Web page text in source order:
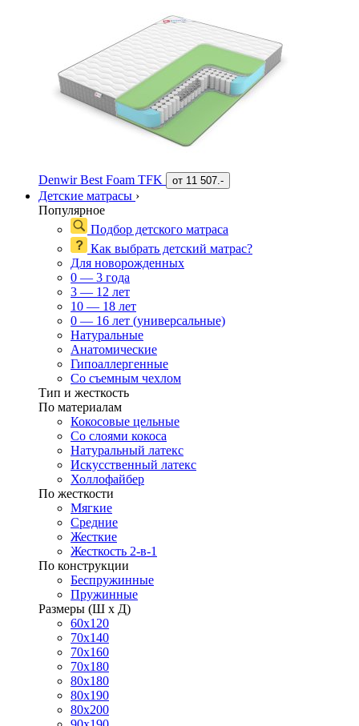
Denwir Best Foam TFK от 11 507.-
Детские матрасы ›
Популярное
Подбор детского матраса
Как выбрать детский матрас?
Для новорожденных
0 — 3 года
3 — 12 лет
10 — 18 лет
0 — 16 лет (универсальные)
Натуральные
Анатомические
Гипоаллергенные
Со съемным чехлом
Тип и жесткость
По материалам
Кокосовые цельные
Со слоями кокоса
Натуральный латекс
Искусственный латекс
Холлофайбер
По жесткости
Мягкие
Средние
Жесткие
Жесткость 2-в-1
По конструкции
Беспружинные
Пружинные
Размеры (Ш х Д)
60х120
70х140
70х160
70х180
80х180
80х190
80х200